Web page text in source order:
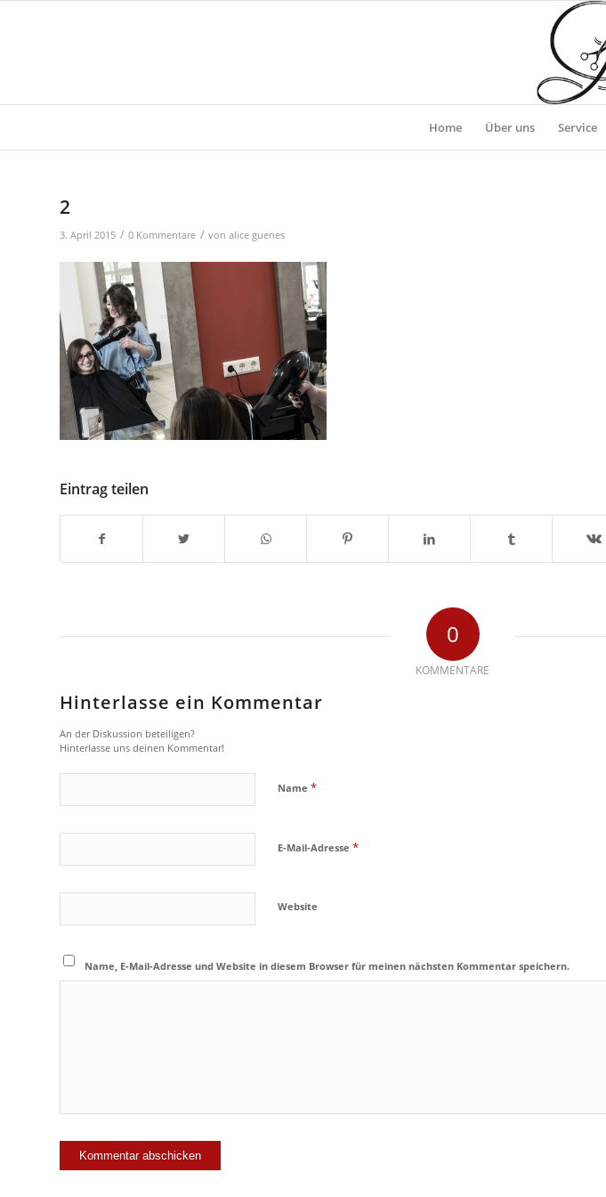
Home Über uns Service
2
3. April 2015 / 0 Kommentare / von alice guenes
Eintrag teilen
0
KOMMENTARE
Hinterlasse ein Kommentar
An der Diskussion beteiligen?
Hinterlasse uns deinen Kommentar!
Name *
E-Mail-Adresse *
Website
Name, E-Mail-Adresse und Website in diesem Browser für meinen nächsten Kommentar speichern.